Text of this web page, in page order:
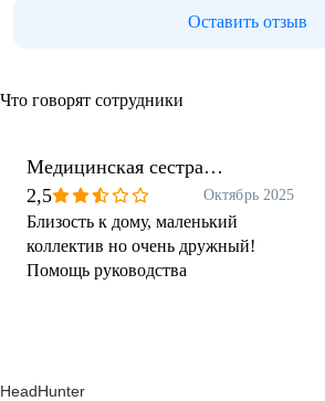
Оставить отзыв
Что говорят сотрудники
Медицинская сестра
диетическая
2,5 Октябрь 2025
Близость к дому, маленький
коллектив но очень дружный!
Помощь руководства
HeadHunter